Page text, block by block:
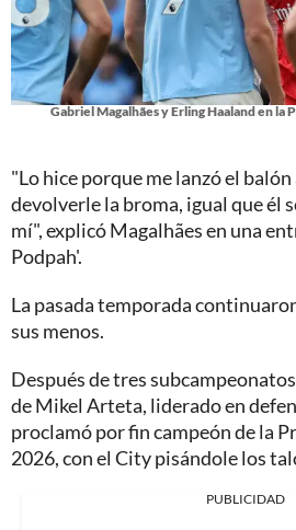
Gabriel Magalhães y Erling Haaland en la
"Lo hice porque me lanzó el balón
devolverle la broma, igual que él
mí", explicó Magalhães en una
Podpah'.
La pasada temporada
sus menos.
Después de tres
de Mikel Arteta, liderado en
proclamó por fin campeón de la
2026, con el City pisándole los
PUBLICIDAD